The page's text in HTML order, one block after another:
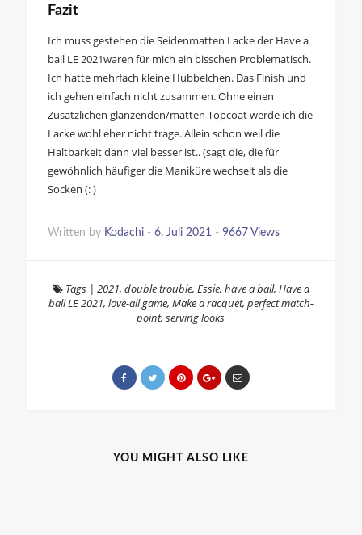
Fazit
Ich muss gestehen die Seidenmatten Lacke der Have a
ball LE 2021waren für mich ein bisschen Problematisch.
Ich hatte mehrfach kleine Hubbelchen. Das Finish und
ich gehen einfach nicht zusammen. Ohne einen
Zusätzlichen glänzenden/matten Topcoat werde ich die
Lacke wohl eher nicht trage. Allein schon weil die
Haltbarkeit dann viel besser ist.. (sagt die, die für
gewöhnlich häufiger die Maniküre wechselt als die
Socken (: )
Written by Kodachi - 6. Juli 2021 - 9667 Views
Tags| 2021, double trouble, Essie, have a ball, Have a
ball LE 2021, love-all game, Make a racquet, perfect match-
point,serving looks
YOU MIGHT ALSO LIKE